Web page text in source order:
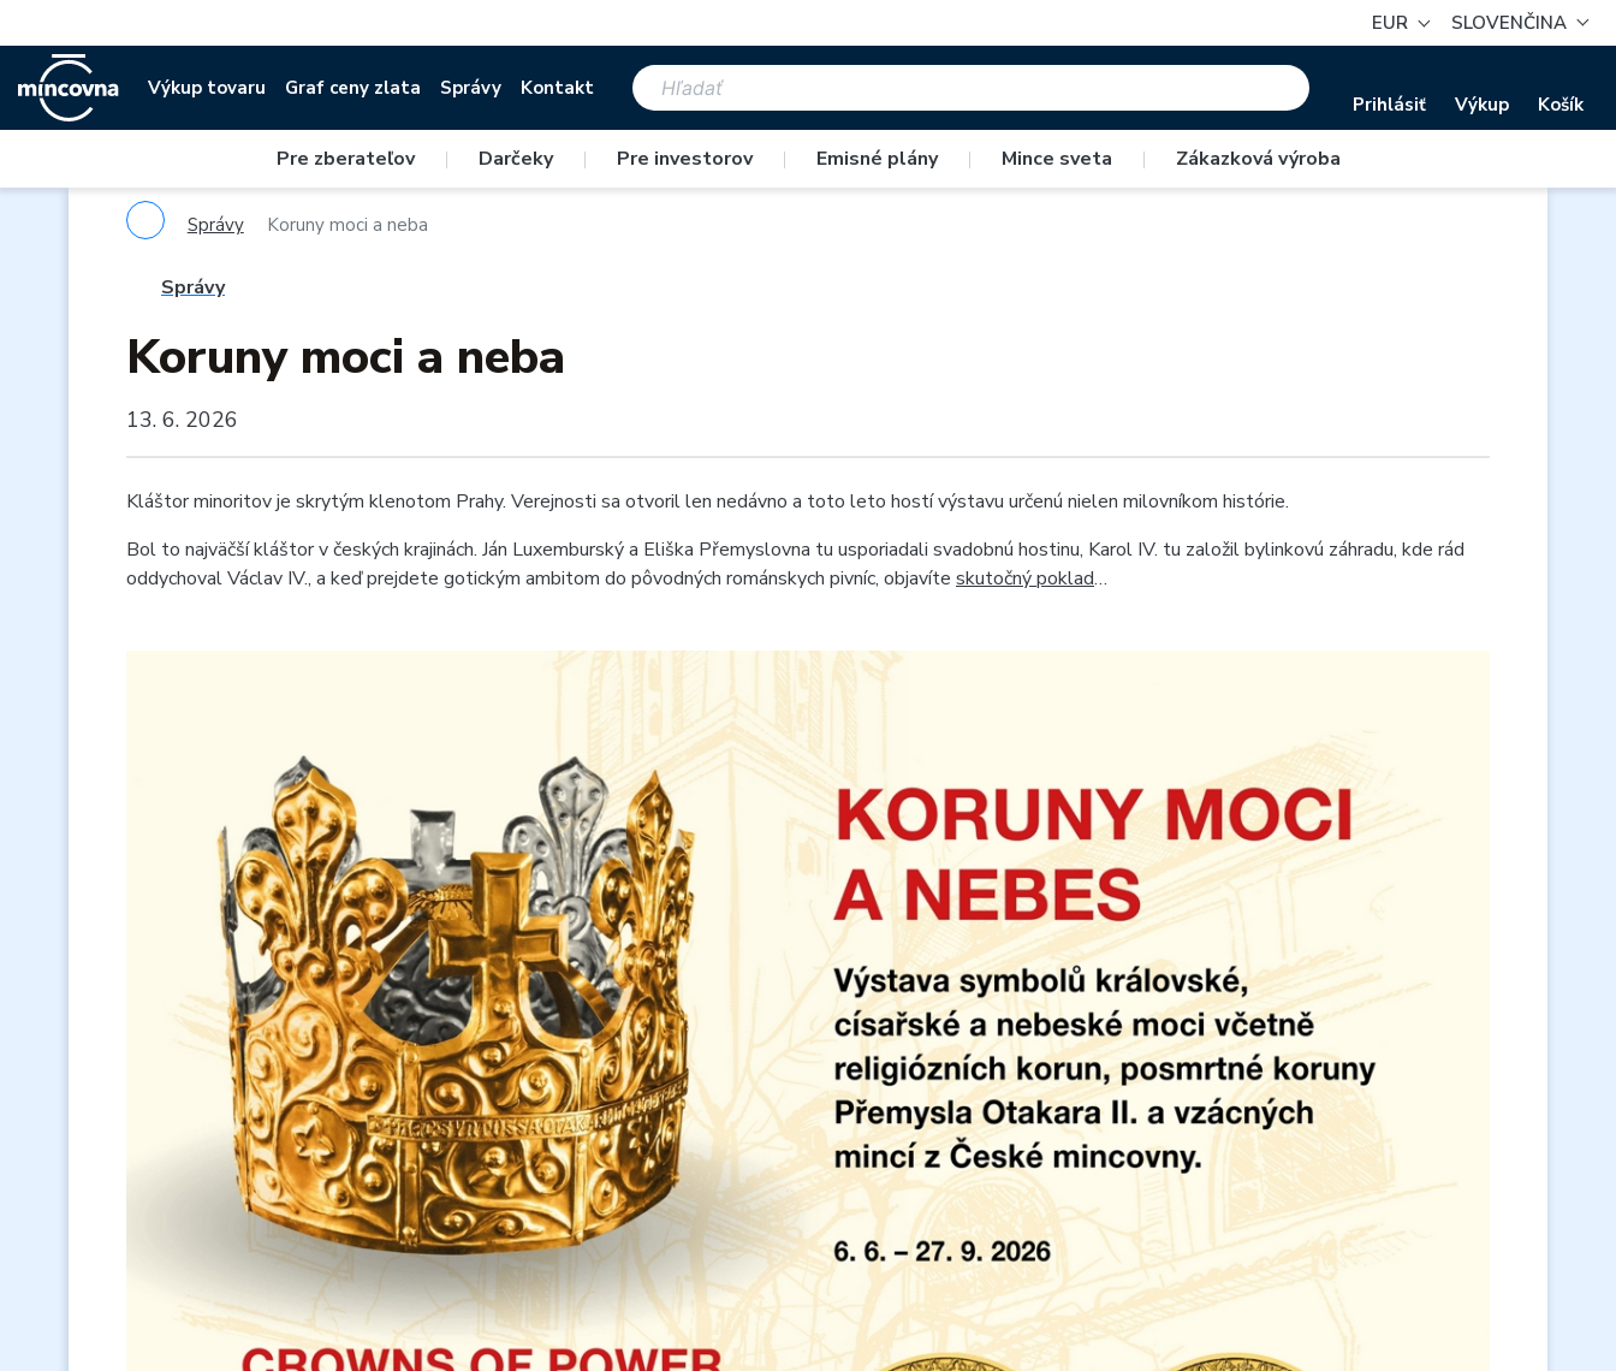
EUR SLOVENČINA
Výkup tovaru Graf ceny zlata Správy Kontakt
Prihlásiť Výkup Košík
Pre zberateľov | Darčeky | Pre investorov | Emisné plány | Mince sveta | Zákazková výroba
Správy Koruny moci a neba
Správy
Koruny moci a neba
13. 6. 2026
Kláštor minoritov je skrytým klenotom Prahy. Verejnosti sa otvoril len nedávno a toto leto hostí výstavu určenú nielen milovníkom histórie.
Bol to najväčší kláštor v českých krajinách. Ján Luxemburský a Eliška Přemyslovna tu usporiadali svadobnú hostinu, Karol IV. tu založil bylinkovú záhradu, kde rád
oddychoval Václav IV., a keď prejdete gotickým ambitom do pôvodných románskych pivníc, objavíte skutočný poklad…